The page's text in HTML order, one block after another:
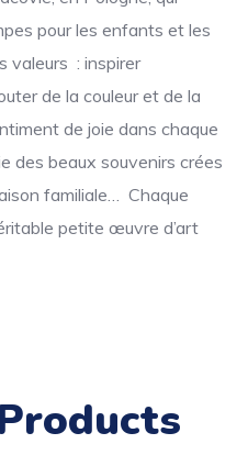
pour les enfants et les
valeurs : inspirer
de la couleur et de la
de joie dans chaque
des beaux souvenirs crées
familiale… Chaque
petite œuvre d’art